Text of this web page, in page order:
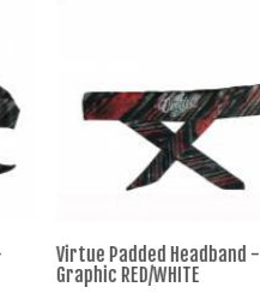
Virtue Padded Headband -
Graphic RED/WHITE